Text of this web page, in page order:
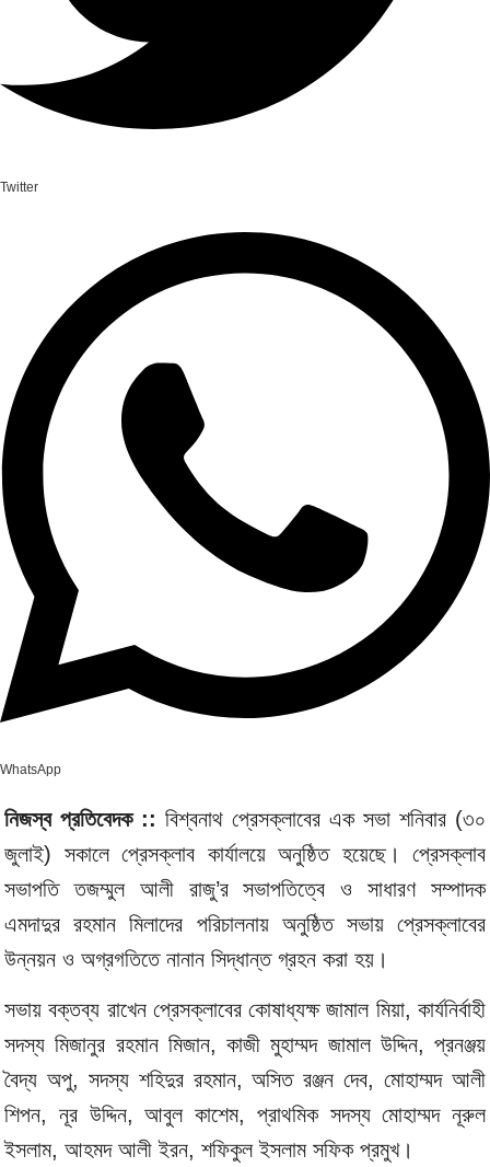
Twitter
WhatsApp
নিজস্ব প্রতিবেদক :: বিশ্বনাথ প্রেসক্লাবের এক সভা শনিবার (৩০
জুলাই) সকালে প্রেসক্লাব কার্যালয়ে অনুষ্ঠিত হয়েছে। প্রেসক্লাব
সভাপতি তজম্মুল আলী রাজু’র সভাপতিত্বে ও সাধারণ সম্পাদক
এমদাদুর রহমান মিলাদের পরিচালনায় অনুষ্ঠিত সভায় প্রেসক্লাবের
উন্নয়ন ও অগ্রগতিতে নানান সিদ্ধান্ত গ্রহন করা হয়।
সভায় বক্তব্য রাখেন প্রেসক্লাবের কোষাধ্যক্ষ জামাল মিয়া, কার্যনির্বাহী
সদস্য মিজানুর রহমান মিজান, কাজী মুহাম্মদ জামাল উদ্দিন, প্রনঞ্জয়
বৈদ্য অপু, সদস্য শহিদুর রহমান, অসিত রঞ্জন দেব, মোহাম্মদ আলী
শিপন, নূর উদ্দিন, আবুল কাশেম, প্রাথমিক সদস্য মোহাম্মদ নূরুল
ইসলাম, আহমদ আলী ইরন, শফিকুল ইসলাম সফিক প্রমুখ।